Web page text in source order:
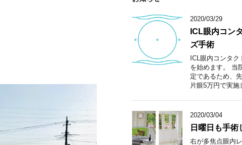
2020/03/29
ICL眼内コン
ズ手術
ICL眼内コンタ
を始めます。 当
定であるため、
片眼5万円で実施
2020/03/04
日曜日も手術
右が多焦点眼内